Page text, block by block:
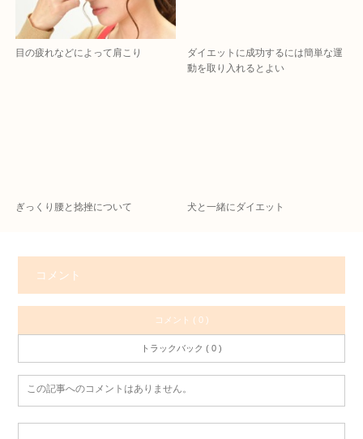
目の疲れなどによって肩こり
ダイエットに成功するには簡単な運
動を取り入れるとよい
ぎっくり腰と捻挫について 犬と一緒にダイエット
コメント
コメント ( 0 )
トラックバック ( 0 )
この記事へのコメントはありません。